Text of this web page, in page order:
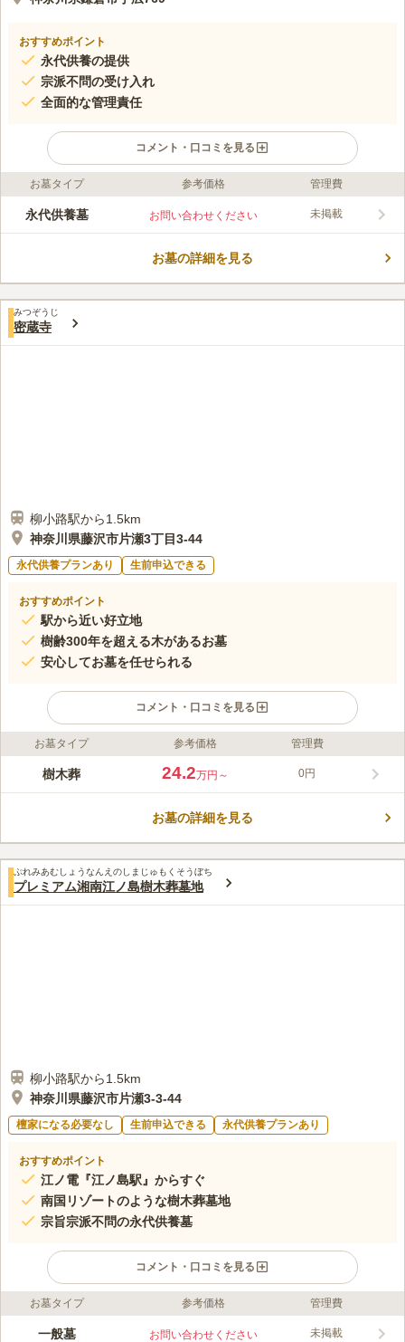
おすすめポイント
永代供養の提供
宗派不問の受け入れ
全面的な管理責任
コメント・口コミを見る
口コミ評価
この霊園はまだ誰からも評価されていません。
お墓タイプ 参考価格 管理費
永代供養墓 お問い合わせください 未掲載
お墓の詳細を見る
みつぞうじ
密蔵寺
柳小路駅から1.5km
神奈川県藤沢市片瀬3丁目3-44
永代供養プランあり 生前申込できる
おすすめポイント
駅から近い好立地
樹齢300年を超える木があるお墓
安心してお墓を任せられる
コメント・口コミを見る
ライフドット編集部のコメント
境内には桂の木や銀杏の木などが植樹されており、門の前にある
に保たれており、お墓の管理もしっかり行われています。駐車場
口コミ評価
この霊園はまだ誰からも評価されていません。
お墓タイプ 参考価格 管理費
樹木葬 24.2万円～ 0円
お墓の詳細を見る
ぷれみあむしょうなんえのしまじゅもくそうぼち
プレミアム湘南江ノ島樹木葬墓地
柳小路駅から1.5km
神奈川県藤沢市片瀬3-3-44
檀家になる必要なし 生前申込できる 永代供養プランあり
おすすめポイント
江ノ電『江ノ島駅』からすぐ
南国リゾートのような樹木葬墓地
宗旨宗派不問の永代供養墓
コメント・口コミを見る
ライフドット編集部のコメント
南国リゾートをイメージした樹木葬墓地です。色とりどりの花々
お墓タイプ 参考価格 管理費
一般墓 お問い合わせください 未掲載